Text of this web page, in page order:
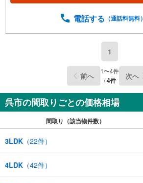
電話する （通話料無料）
1
前へ 1〜4件
/4件 次へ
呉市の間取りごとの価格相場
間取り（該当物件数）
3LDK （22件）
4LDK （42件）